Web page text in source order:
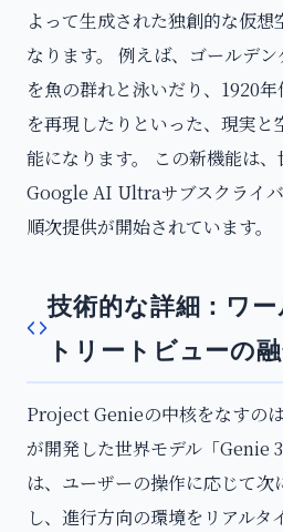
よって生成された独創的な仮
なります。 例えば、ゴールデン
を魚の群れと泳いだり、1920
を再現したりといった、現実
能になります。 この新機能は
Google AI Ultraサブスクライ
順次提供が開始されています。
技術的な詳細：ワ
トリートビューの
Project Genieの中核をなすの
が開発した世界モデル「Genie
は、ユーザーの操作に応じて
し、進行方向の環境をリアルタ